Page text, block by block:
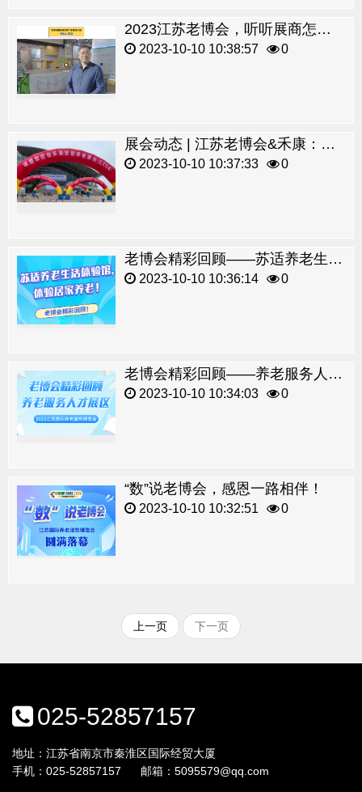
2023江苏老博会，听听展商怎么说！
2023-10-10 10:38:57 0
展会动态 | 江苏老博会&禾康：领导关怀 媒体报道 行业关注 民众喜爱
2023-10-10 10:37:33 0
老博会精彩回顾——苏适养老生活体验馆！
2023-10-10 10:36:14 0
老博会精彩回顾——养老服务人才展区！
2023-10-10 10:34:03 0
“数”说老博会，感恩一路相伴！
2023-10-10 10:32:51 0
上一页 下一页
025-52857157
地址：江苏省南京市秦淮区国际经贸大厦
手机： 025-52857157 邮箱： 5095579@qq.com